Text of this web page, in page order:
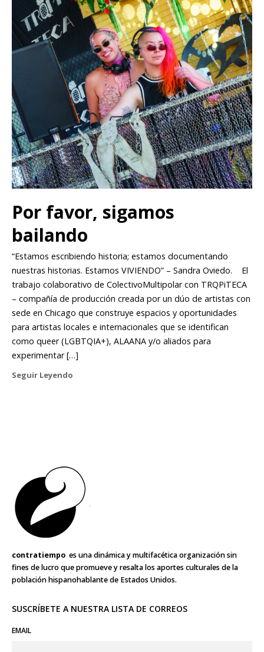
Por favor, sigamos
bailando
“Estamos escribiendo historia; estamos documentando
nuestras historias. Estamos VIVIENDO” – Sandra Oviedo. El
trabajo colaborativo de ColectivoMultipolar con TRQPiTECA
– compañía de producción creada por un dúo de artistas con
sede en Chicago que construye espacios y oportunidades
para artistas locales e internacionales que se identifican
como queer (LGBTQIA+), ALAANA y/o aliados para
experimentar […]
Seguir Leyendo
contratiempo es una dinámica y multifacética organización sin
fines de lucro que promueve y resalta los aportes culturales de la
población hispanohablante de Estados Unidos.
SUSCRÍBETE A NUESTRA LISTA DE CORREOS
EMAIL